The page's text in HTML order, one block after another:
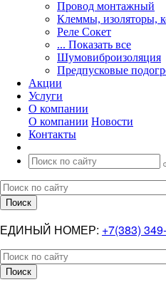
Провод монтажный
Клеммы, изоляторы,
Реле Сокет
... Показать все
Шумовиброизоляция
Предпусковые
Акции
Услуги
О компании
О компании Новости
Контакты
ЕДИНЫЙ НОМЕР: +7(383)